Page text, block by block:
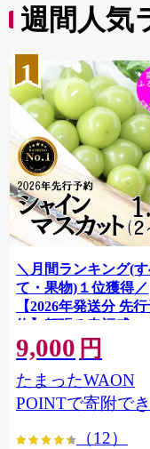
週間人気
1
＼月間ランキング(
て・果物)１位獲得／
【2026年発送分 先
約】頬張る幸福感
宝石・ シャインマス
ト 〜 １ｋｇ以上（２
房） フルーツ 山梨県
物 くだもの シャイン
大粒 種なし 先行予約
9,000 円
たまったWAON
POINTで寄附でき
（12）